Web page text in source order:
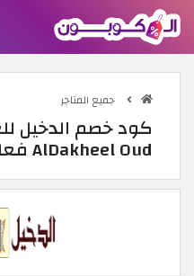
جميع المتاجر
AlDakheel Oud فعالة 100%